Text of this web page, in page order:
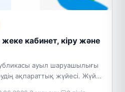
кабинет, кіру және
ауыл шаруашылығы
ақпараттық жүйесі. Жүйе
министрлігі.